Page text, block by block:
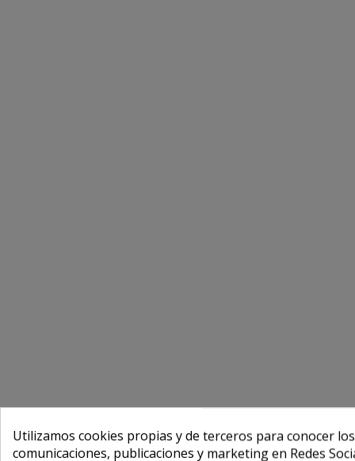
Utilizamos cookies propias y de terceros para conocer
comunicaciones, publicaciones y marketing en Redes